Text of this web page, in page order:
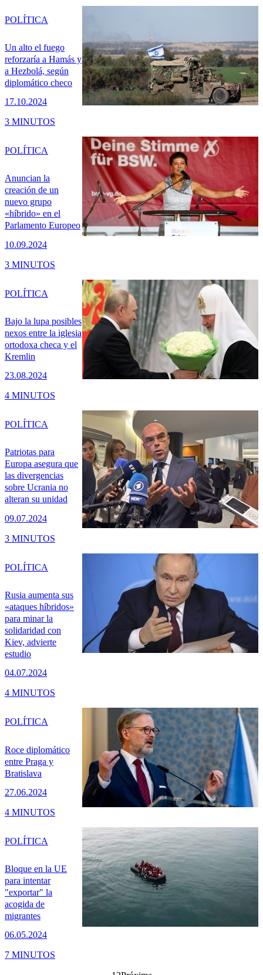
Un alto el fuego
reforzaría a Hamás y
a Hezbolá, según
diplomático checo
17.10.2024
POLÍTICA
3 MINUTOS
Anuncian la
creación de un
nuevo grupo
«híbrido» en el
Parlamento Europeo
10.09.2024
POLÍTICA
3 MINUTOS
Bajo la lupa posibles
nexos entre la iglesia
ortodoxa checa y el
Kremlin
23.08.2024
POLÍTICA
4 MINUTOS
Patriotas para
Europa asegura que
las divergencias
sobre Ucrania no
alteran su unidad
09.07.2024
POLÍTICA
3 MINUTOS
Rusia aumenta sus
«ataques híbridos»
para minar la
solidaridad con
Kiev, advierte
estudio
04.07.2024
POLÍTICA
4 MINUTOS
Roce diplomático
entre Praga y
Bratislava
27.06.2024
POLÍTICA
4 MINUTOS
Bloque en la UE
para intentar
"exportar" la
acogida de
migrantes
06.05.2024
POLÍTICA
7 MINUTOS